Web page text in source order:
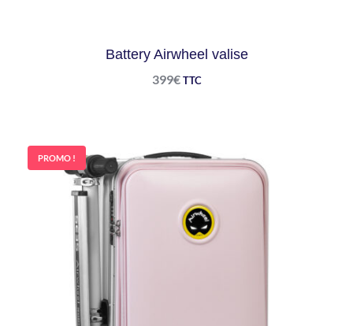
Battery Airwheel valise
399€ TTC
PROMO !